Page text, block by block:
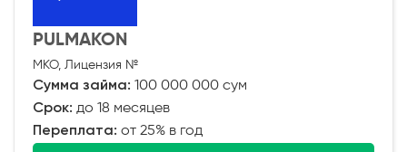
PULMAKON
МКО, Лицензия №
Сумма займа: 100 000 000 сум
Срок: до 18 месяцев
Переплата: от 25% в год